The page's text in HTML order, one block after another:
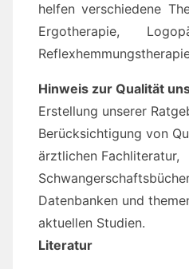
helfen verschiedene
Ergotherapie,
Hinweis zur Qualität
Erstellung unserer
Berücksichtigung von
ärztlichen Fachliteratur,
Datenbanken und
aktuellen Studien.
Literatur